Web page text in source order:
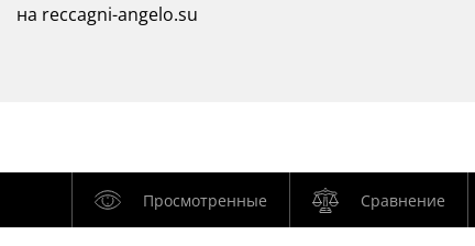
на reccagni-angelo.su
Просмотренные Сравнение